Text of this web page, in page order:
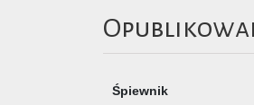
Śpiewnik